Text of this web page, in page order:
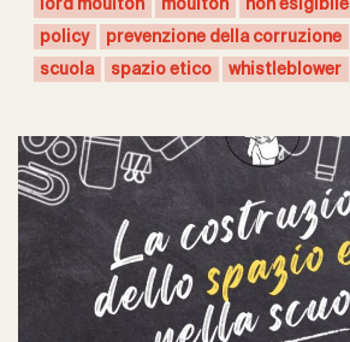
lord moulton
moulton non esigibile
policy
prevenzione della corruzione
scuola
spazio etico whistleblower